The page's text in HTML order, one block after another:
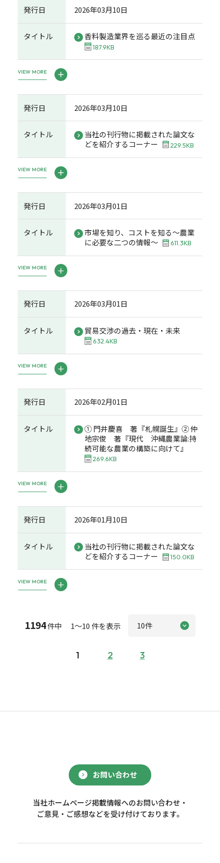
発行日 2026年03月10日
タイトル 香料製造業界を巡る最近の注目点
187.9KB
VIEW MORE
発行日 2026年03月10日
タイトル
当社の刊行物に掲載された論文な
どを紹介するコーナー
229.5KB
VIEW MORE
発行日 2026年03月01日
タイトル
市場を知り、コストを知る～農業
に必要な二つの情報～
611.3KB
VIEW MORE
発行日 2026年03月01日
タイトル 貿易交渉の過去・現在・未来
632.4KB
VIEW MORE
発行日 2026年02月01日
タイトル
① 門井慶喜 著『札幌誕生』② 仲
地宗俊 著『現代 沖縄農業論:持
続可能な農業の構築に向けて』
269.6KB
VIEW MORE
発行日 2026年01月10日
タイトル
当社の刊行物に掲載された論文な
どを紹介するコーナー
150.0KB
VIEW MORE
1194件中 1～10 件を表示
1 2 3
お問い合わせ
当社ホームページ掲載情報へのお問い合わせ・
ご意見・ご感想などを受け付けております。